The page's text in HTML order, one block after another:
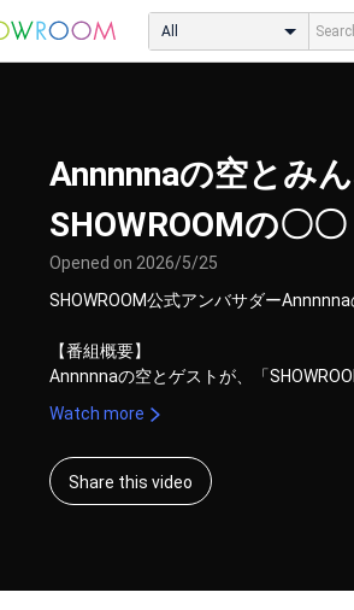
All
Annnnnaの空とみ
SHOWROOMの〇
Opened on 2026/5/25
SHOWROOM公式アンバサダーAnnnnna
【番組概要】
Annnnnaの空とゲストが、「
SHOWROOMが、皆様にとってより利用
是非お見逃しなく！！👀
Watch more
Share this video